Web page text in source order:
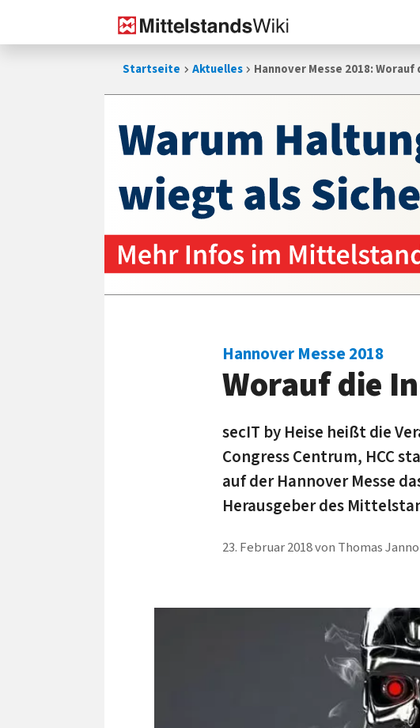
Startseite Aktuelles Hannover Messe 2018:
Hannover Messe 2018
Worauf die
secIT by Heise heißt die
Congress Centrum, HCC
auf der Hannover Messe
Herausgeber des
23. Februar 2018von Thomas